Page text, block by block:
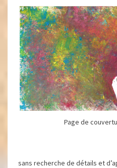
Page de
sans recherche de détails et